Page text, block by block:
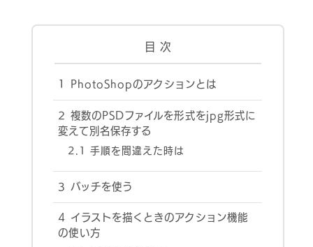
目 次
1 PhotoShopのアクションとは
2 複数のPSDファイルを形式をjpg形式に
変えて別名保存する
2.1 手順を間違えた時は
3 バッチを使う
4 イラストを描くときのアクション機能
の使い方